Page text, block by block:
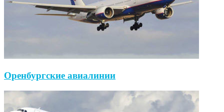
Оренбургские авиалинии